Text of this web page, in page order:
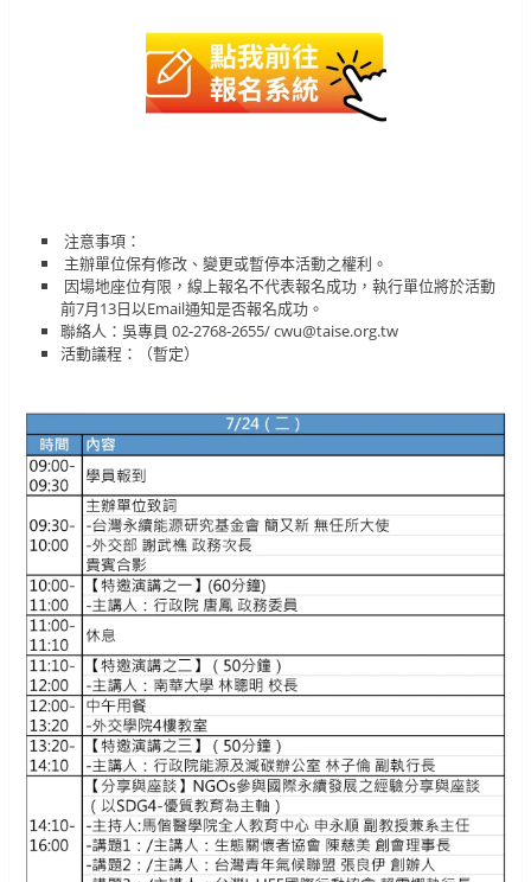
注意事項：
主辦單位保有修改、變更或暫停本活動之權利。
因場地座位有限，線上報名不代表報名成功，執行單位將於活動
前7月13日以Email通知是否報名成功。
聯絡人：吳專員 02-2768-2655/ cwu@taise.org.tw
活動議程：（暫定）